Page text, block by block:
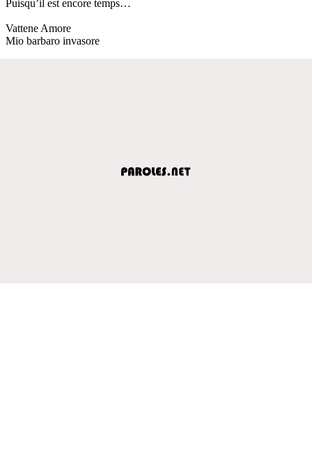
Puisqu’il est encore temps…
Vattene Amore
Mio barbaro invasore